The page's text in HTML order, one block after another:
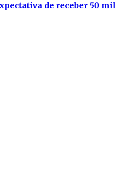
de receber 50 mil